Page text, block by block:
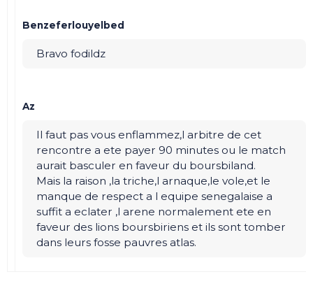
Benzeferlouyelbed
Bravo fodildz
Az
Il faut pas vous enflammez,l arbitre de cet
rencontre a ete payer 90 minutes ou le match
aurait basculer en faveur du boursbiland.
Mais la raison ,la triche,l arnaque,le vole,et le
manque de respect a l equipe senegalaise a
suffit a eclater ,l arene normalement ete en
faveur des lions boursbiriens et ils sont tomber
dans leurs fosse pauvres atlas.